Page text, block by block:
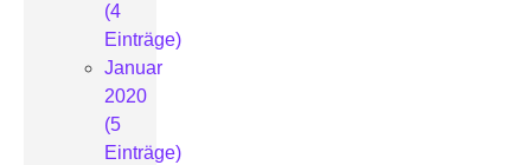
(4
Einträge)
Januar
2020
(5
Einträge)